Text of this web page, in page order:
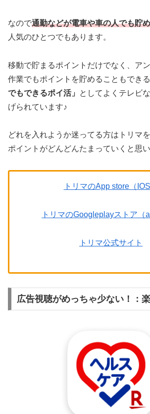
なので通勤などが電車や車の人でも貯
人気のひとつでもあります。
移動で貯まるポイントだけでなく、ア
作業でもポイントを貯めることもでき
でもできるポイ活」
としてよくテレビ
げられています♪
どれを入れようか迷ってる方はトリマ
ポイントがどんどんたまっていくと思い
トリマのApp store（IOS
トリマのGoogleplayストア（
トリマ公式サイト
広告視聴がめっちゃ少ない！：